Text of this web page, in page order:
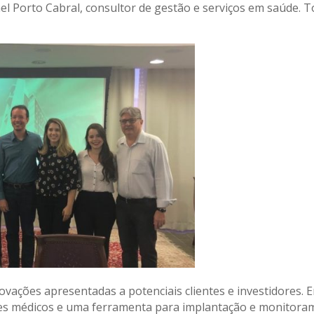
Porto Cabral, consultor de gestão e serviços em
apresentadas a potenciais clientes e investidores.
médicos e uma ferramenta para implantação e